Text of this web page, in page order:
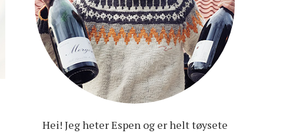
Hei! Jeg heter Espen og er helt tøysete